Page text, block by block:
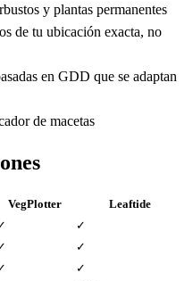
y plantas permanentes
de tu ubicación exacta, no
en GDD que se adaptan
de macetas
VegPlotter
Leaftide
✓
✓
✓